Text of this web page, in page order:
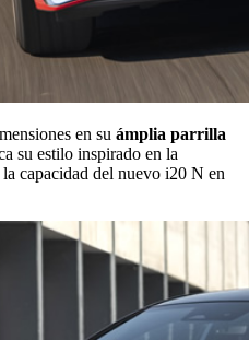
en su ámplia parrilla
su estilo inspirado en la
la capacidad del nuevo i20 N en